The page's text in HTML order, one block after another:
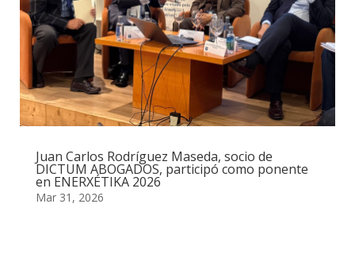
Juan Carlos Rodríguez Maseda, socio de
DICTUM ABOGADOS, participó como ponente
en ENERXÉTIKA 2026
Mar 31, 2026